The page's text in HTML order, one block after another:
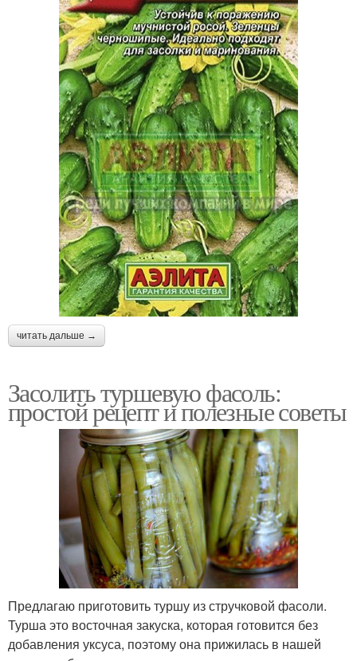
читать дальше →
Засолить туршевую фасоль:
простой рецепт и полезные советы
Предлагаю приготовить туршу из стручковой фасоли.
Турша это восточная закуска, которая готовится без
добавления уксуса, поэтому она прижилась в нашей